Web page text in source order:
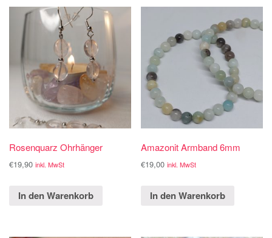
Rosenquarz Ohrhänger
€19,90 inkl. MwSt
In den Warenkorb
Amazonit Armband 6mm
€19,00 inkl. MwSt
In den Warenkorb